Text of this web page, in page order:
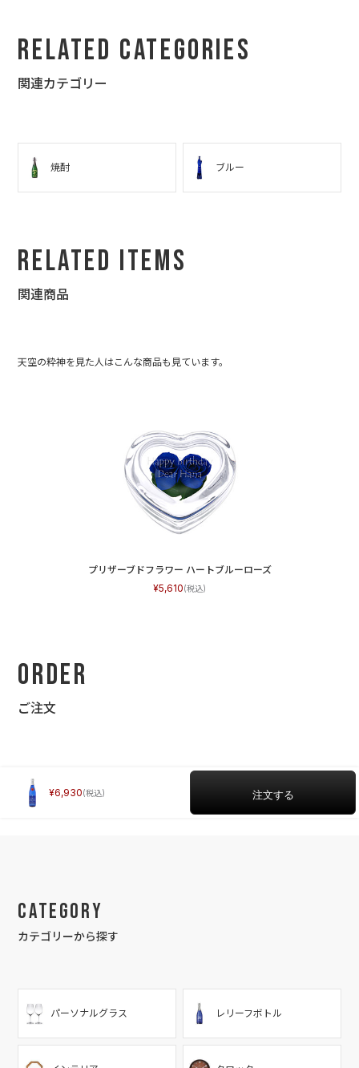
Related Categories
関連カテゴリー
焼酎 ブルー
Related Items
関連商品
天空の粋神を見た人はこんな商品も見ています。
プリザーブドフラワー ハートブルーローズ
5,610
Order
ご注文
6,930
Category
カテゴリーから探す
パーソナルグラス レリーフボトル